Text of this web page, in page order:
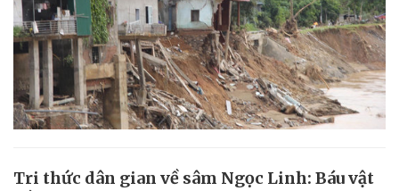
Tri thức dân gian về sâm Ngọc Linh: Báu vật